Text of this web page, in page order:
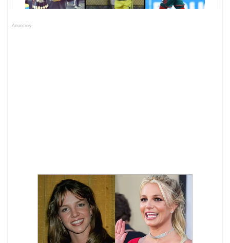
Anuncios.